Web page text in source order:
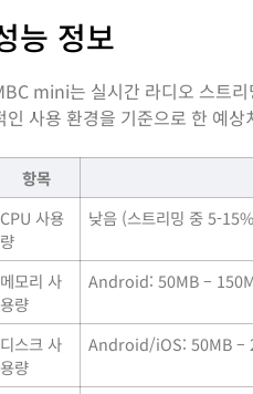
능 정보
mini는 실시간 라디오 스트
인 사용 환경을 기준으로 한 예상
항목
CPU 사용
량
낮음 (스트리밍 중 5-
메모리 사
용량
Android: 50MB –
디스크 사
용량
Android/iOS: 50MB –